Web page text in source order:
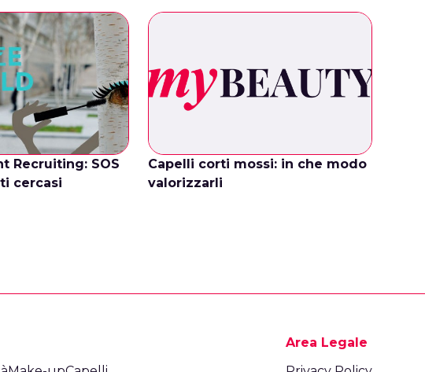
Recruiting: SOS
cercasi
Capelli corti mossi: in che modo
valorizzarli
Area Legale